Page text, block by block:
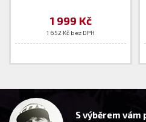
1 999 Kč
1 652 Kč bez DPH
S výběrem vám